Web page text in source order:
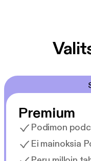
Premium
Podimon
Ei mainoksia